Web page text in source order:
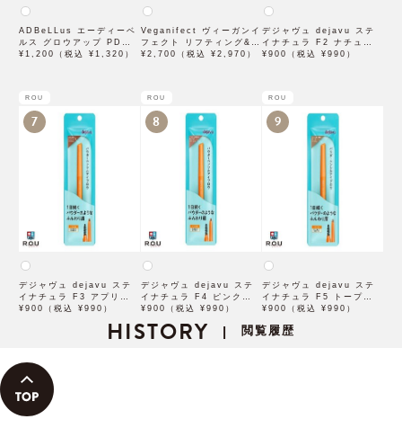
ADBeLLus エーディーベ
ルス グロウアップ PDRN
ローション 500mL
¥1,200（税込 ¥1,320）
Veganifect ヴィーガンイ
フェクト リフティング&バ
ランシング フィグチェス
¥2,700（税込 ¥2,970）
デジャヴュ dejavu ステ
イナチュラ F2 ナチュラル
ブラウン【アイブロウ】
¥900（税込 ¥990）
ROU
7
デジャヴュ dejavu ステ
イナチュラ F3 アプリコッ
トブラウン【アイブロウ】
¥900（税込 ¥990）
ROU
8
デジャヴュ dejavu ステ
イナチュラ F4 ピンクベー
ジュ【アイブロウ】【イミ
¥900（税込 ¥990）
ROU
9
デジャヴュ dejavu ステ
イナチュラ F5 トープベー
ジュ【アイブロウ】【イミ
¥900（税込 ¥990）
HISTORY | 閲覧履歴